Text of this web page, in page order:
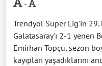
-
Trendyol Süper Lig'in 29.
Galatasaray'ı 2-1 yenen
Emirhan Topçu, sezon
kayıpları yaşadıklarını